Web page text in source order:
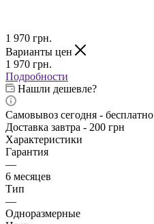
1 970 грн.
Варианты цен
1 970 грн.
Подробности
Нашли дешевле?
Самовывоз сегодня - бесплатно
Доставка завтра - 200 грн
Характеристики
Гарантия
—
6 месяцев
Тип
—
Одноразмерные